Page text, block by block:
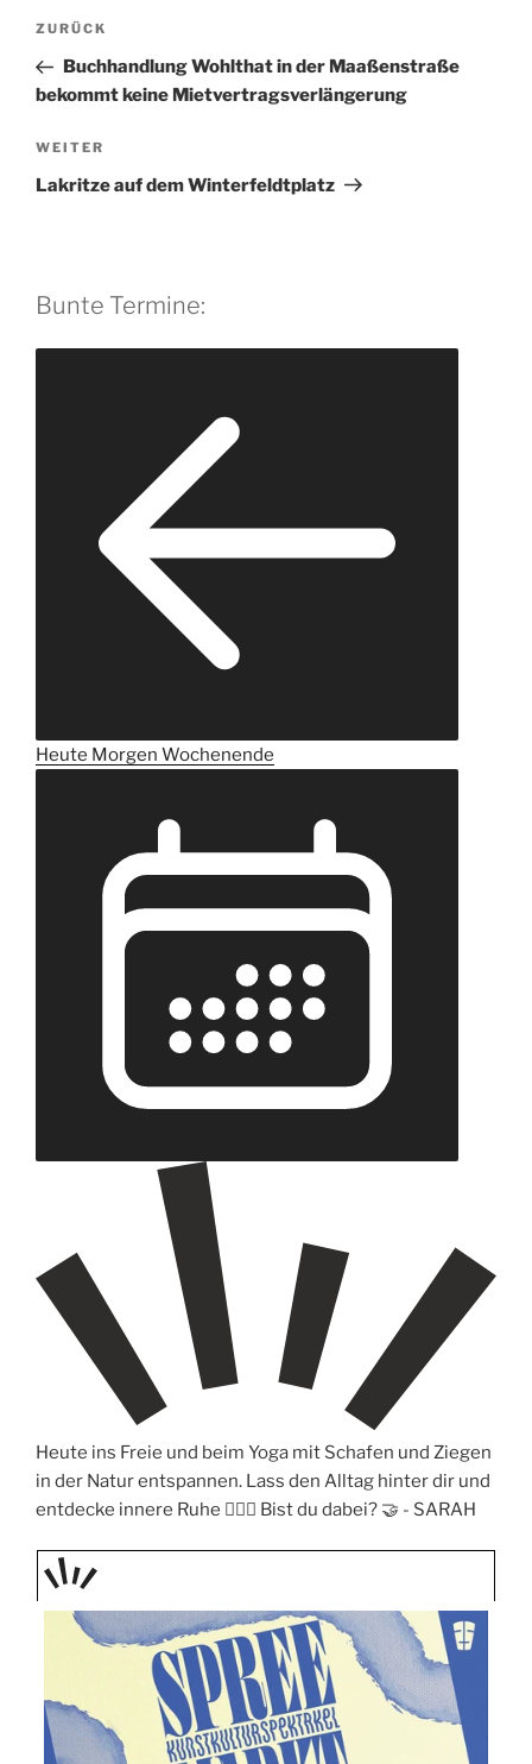
e
r
n
t
i
Beitragsnavigation
Vorheriger
Beitrag
ZURÜCK
Buchhandlung Wohlthat in der Maaßenstraße
bekommt keine Mietvertragsverlängerung
Nächster
Beitrag
WEITER
Lakritze auf dem Winter­feldt­platz
Bunte Termine:
Heute Morgen Wochenende
Heute ins Freie und beim Yoga mit Schafen und Ziegen
in der Natur entspannen. Lass den Alltag hinter dir und
entdecke innere Ruhe 🧘‍♀️✨ Bist du dabei? 🤝 - SARAH
TAGE
STIPP